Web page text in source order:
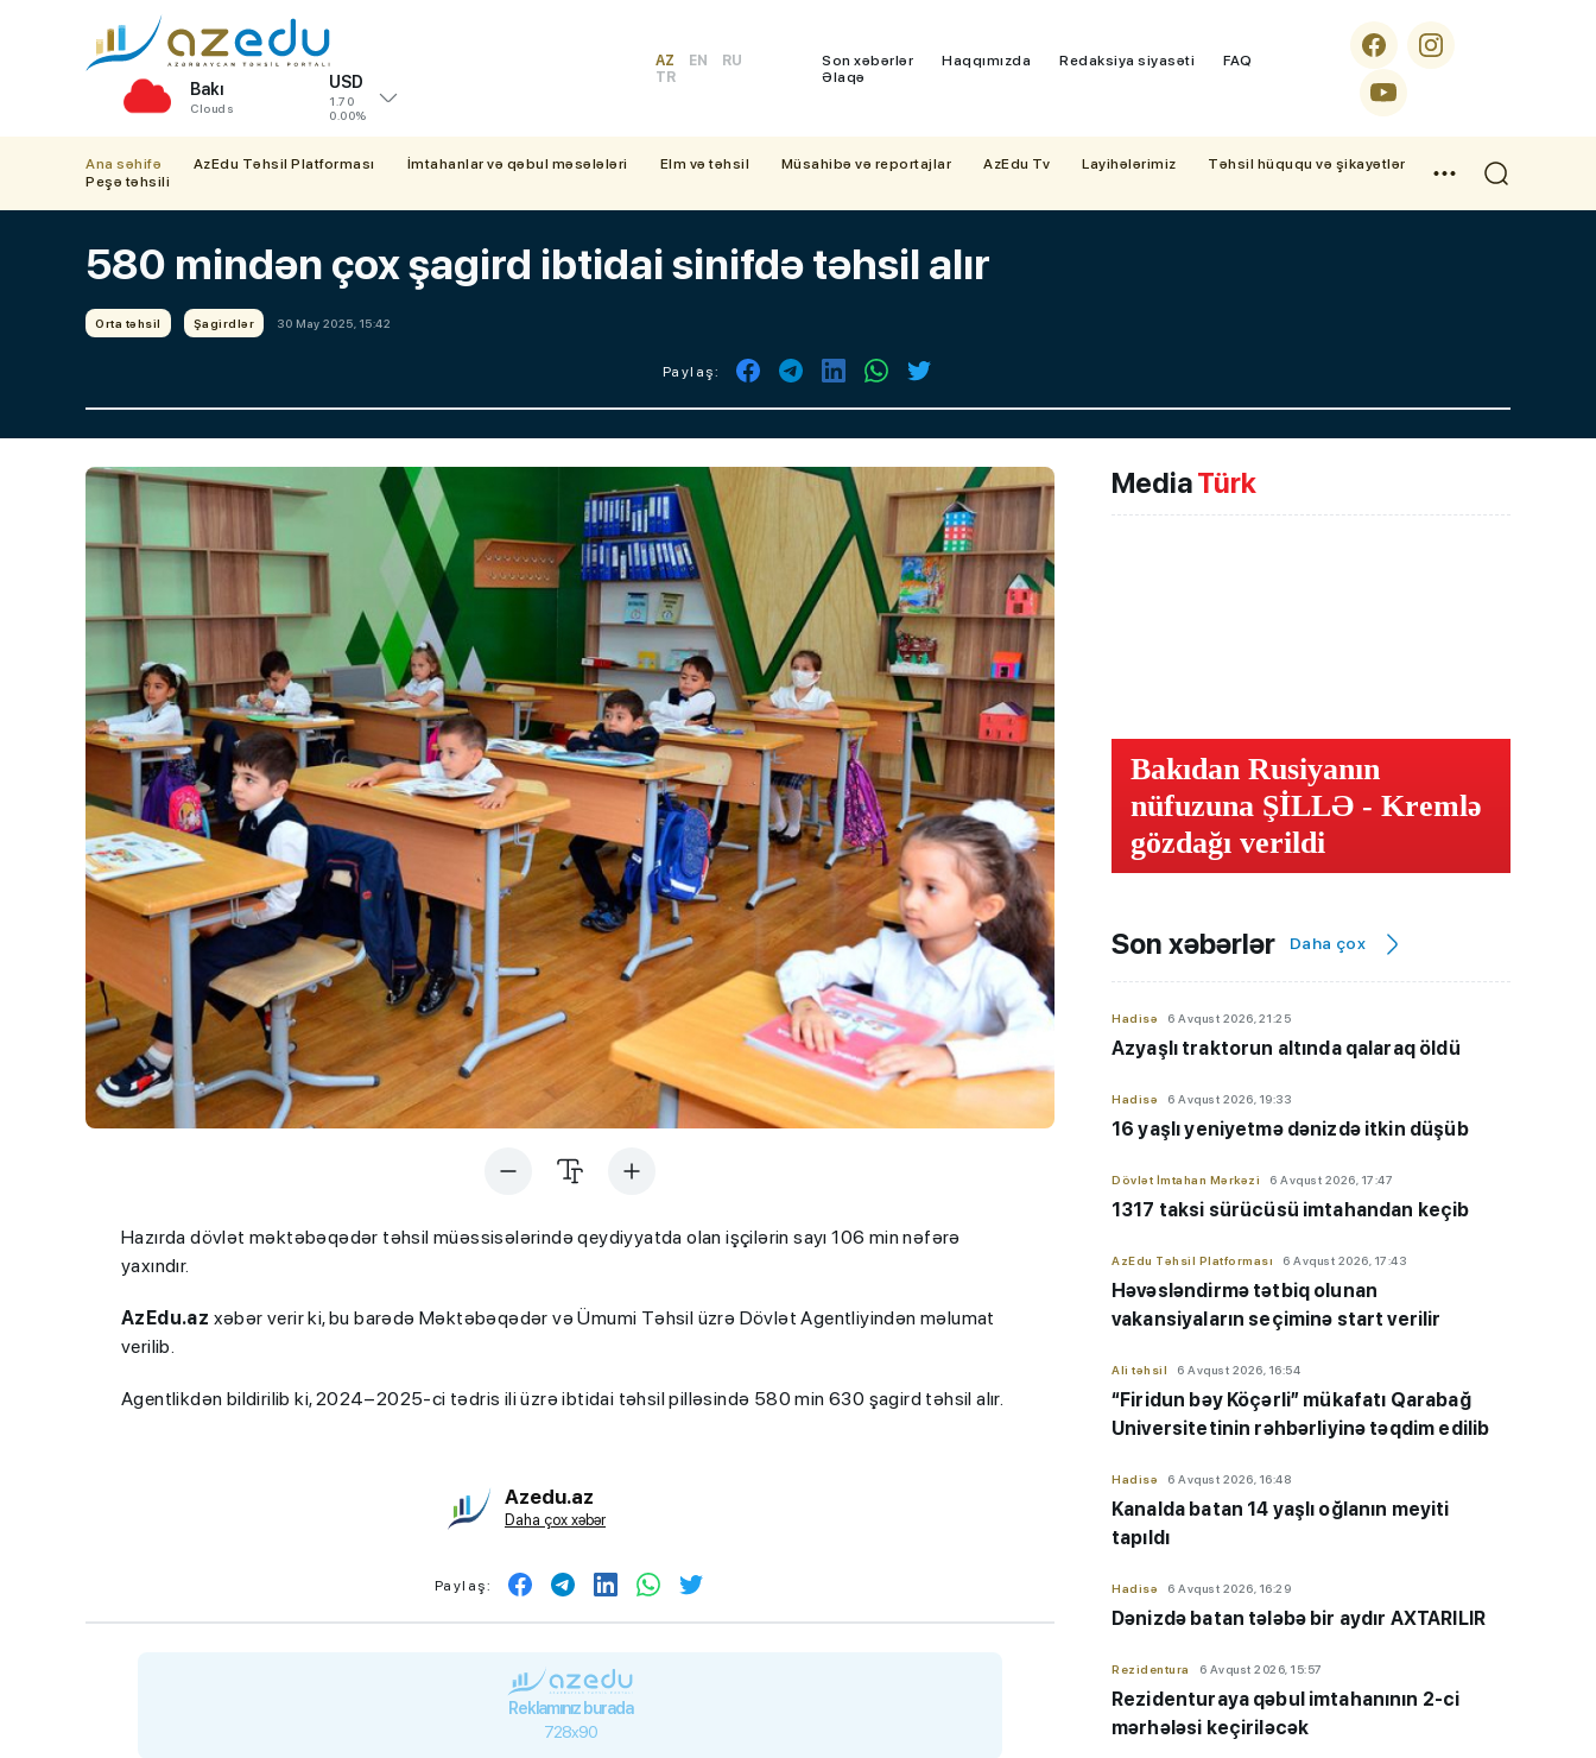
Bakı
Clouds
USD
1.70
0.00%
AZ EN
RU
TR
Son xəbərlər Haqqımızda Redaksiya siyasəti
FAQ
Əlaqə
Ana səhifə AzEdu Təhsil Platforması İmtahanlar və qəbul məsələləri Elm və təhsil Müsahibə və reportajlar AzEdu Tv Layihələrimiz
Təhsil hüququ və şikayətlər
Peşə təhsili
580 mindən çox şagird ibtidai sinifdə təhsil alır
Orta təhsil Şagirdlər 30 May 2025, 15:42
Paylaş:
Hazırda dövlət məktəbəqədər təhsil müəssisələrində qeydiyyatda olan işçilərin sayı 106 min nəfərə
yaxındır.
AzEdu.az xəbər verir ki, bu barədə Məktəbəqədər və Ümumi Təhsil üzrə Dövlət Agentliyindən məlumat
verilib.
Agentlikdən bildirilib ki, 2024–2025-ci tədris ili üzrə ibtidai təhsil pilləsində 580 min 630 şagird təhsil alır.
Azedu.az
Daha çox xəbər
Paylaş:
Reklamınız burada
728x90
MediaTürk
Bakıdan Rusiyanın
nüfuzuna ŞİLLƏ - Kremlə
gözdağı verildi
Son xəbərlər Daha çox
Hadisə 6 Avqust 2026, 21:25
Azyaşlı traktorun altında qalaraq öldü
Hadisə 6 Avqust 2026, 19:33
16 yaşlı yeniyetmə dənizdə itkin düşüb
Dövlət İmtahan Mərkəzi 6 Avqust 2026, 17:47
1317 taksi sürücüsü imtahandan keçib
AzEdu Təhsil Platforması 6 Avqust 2026, 17:43
Həvəsləndirmə tətbiq olunan
vakansiyaların seçiminə start verilir
Ali təhsil 6 Avqust 2026, 16:54
“Firidun bəy Köçərli” mükafatı Qarabağ
Universitetinin rəhbərliyinə təqdim edilib
Hadisə 6 Avqust 2026, 16:48
Kanalda batan 14 yaşlı oğlanın meyiti
tapıldı
Hadisə 6 Avqust 2026, 16:29
Dənizdə batan tələbə bir aydır AXTARILIR
Rezidentura 6 Avqust 2026, 15:57
Rezidenturaya qəbul imtahanının 2-ci
mərhələsi keçiriləcək